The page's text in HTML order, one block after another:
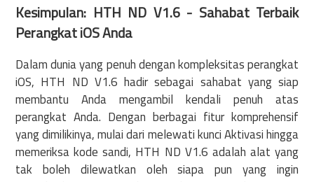
Kesimpulan: HTH ND V1.6 - Sahabat Terbaik
Perangkat iOS Anda
Dalam dunia yang penuh dengan kompleksitas perangkat
iOS, HTH ND V1.6 hadir sebagai sahabat yang siap
membantu Anda mengambil kendali penuh atas
perangkat Anda. Dengan berbagai fitur komprehensif
yang dimilikinya, mulai dari melewati kunci Aktivasi hingga
memeriksa kode sandi, HTH ND V1.6 adalah alat yang
tak boleh dilewatkan oleh siapa pun yang ingin